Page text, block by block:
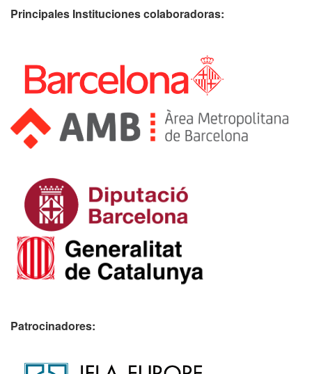
Principales Instituciones colaboradoras:
Patrocinadores: